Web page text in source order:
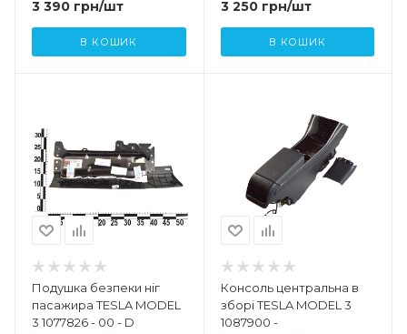
3 390 грн/шт
В КОШИК
3 250грн/шт
В КОШИК
Подушка безпеки ніг
пасажира TESLA MODEL
3 1077826 - 00 - D
Консоль центральна в
зборі TESLA MODEL 3
1087900 -